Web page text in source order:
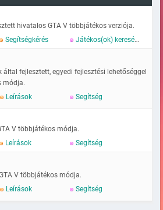
hivatalos GTA V többjátékos verziója.
Segítségkérés Játékos(ok) keresése
által fejlesztett, egyedi fejlesztési lehetőséggel
módja.
Leírások Segítség
V többjátékos módja.
Leírások Segítség
V többjátékos módja.
Leírások Segítség